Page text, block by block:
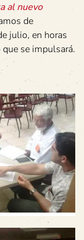
al nuevo
de
julio, en horas
se impulsará.